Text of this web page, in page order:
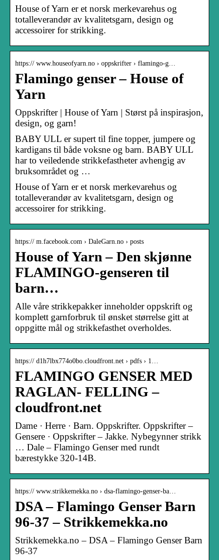
House of Yarn er et norsk merkevarehus og
totalleverandør av kvalitetsgarn, design og
accessoirer for strikking.
https:// www.houseofyarn.no › oppskrifter › flamingo-g…
Flamingo genser – House of
Yarn
Oppskrifter | House of Yarn | Størst på inspirasjon,
design, og garn!
BABY ULL er supert til fine topper, jumpere og
kardigans til både voksne og barn. BABY ULL
har to veiledende strikkefastheter avhengig av
bruksområdet og …
House of Yarn er et norsk merkevarehus og
totalleverandør av kvalitetsgarn, design og
accessoirer for strikking.
https:// m.facebook.com › DaleGarn.no › posts
House of Yarn – Den skjønne
FLAMINGO-genseren til
barn…
Alle våre strikkepakker inneholder oppskrift og
komplett garnforbruk til ønsket størrelse gitt at
oppgitte mål og strikkefasthet overholdes.
https:// d1h7lbx774o0bo.cloudfront.net › pdfs › 1…
FLAMINGO GENSER MED
RAGLAN- FELLING –
cloudfront.net
Dame · Herre · Barn. Oppskrifter. Oppskrifter –
Gensere · Oppskrifter – Jakke. Nybegynner strikk
… Dale – Flamingo Genser med rundt
bærestykke 320-14B.
https:// www.strikkemekka.no › dsa-flamingo-genser-ba…
DSA – Flamingo Genser Barn
96-37 – Strikkemekka.no
Strikkemekka.no – DSA – Flamingo Genser Barn
96-37